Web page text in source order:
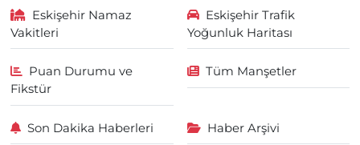
Eskişehir Namaz
Vakitleri
Eskişehir Trafik
Yoğunluk Haritası
Puan Durumu ve
Fikstür
Tüm Manşetler
Son Dakika Haberleri Haber Arşivi